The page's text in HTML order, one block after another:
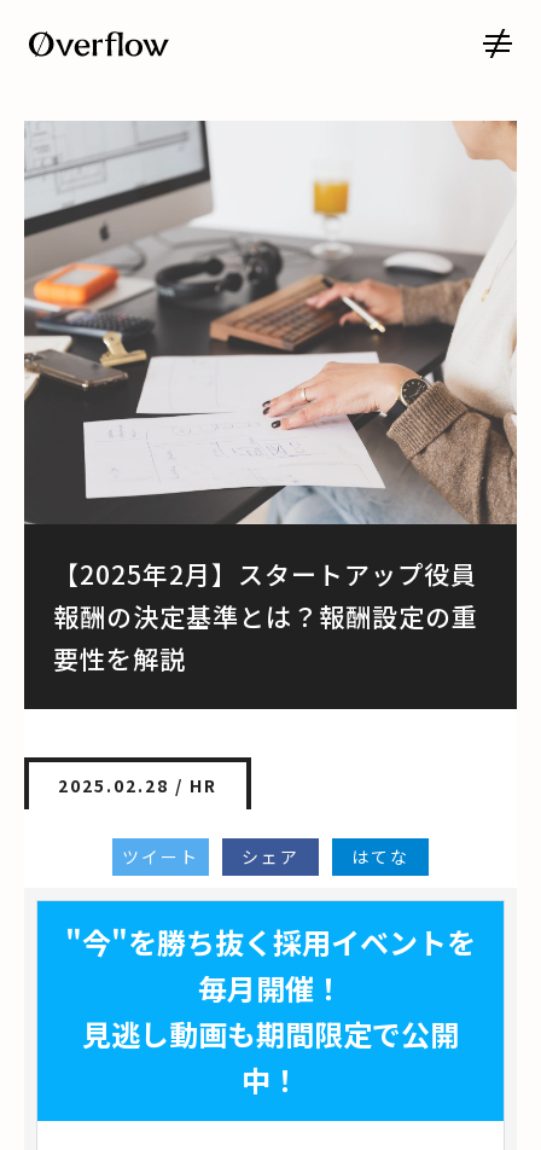
【2025年2月】スタートアップ役員
報酬の決定基準とは？報酬設定の重
要性を解説
2025.02.28 / HR
ツイート シェア はてな
"今"を勝ち抜く採用イベントを
毎月開催！
見逃し動画も期間限定で公開
中！